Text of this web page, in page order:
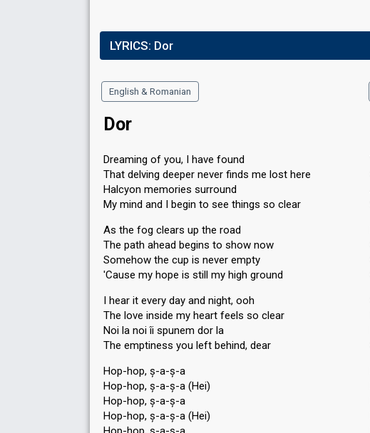
LYRICS: Dor
English & Romanian
Dor
Dreaming of you, I have found
That delving deeper never finds me lost here
Halcyon memories surround
My mind and I begin to see things so clear
As the fog clears up the road
The path ahead begins to show now
Somehow the cup is never empty
'Cause my hope is still my high ground
I hear it every day and night, ooh
The love inside my heart feels so clear
Noi la noi îi spunem dor la
The emptiness you left behind, dear
Hop-hop, ș-a-ș-a
Hop-hop, ș-a-ș-a (Hei)
Hop-hop, ș-a-ș-a
Hop-hop, ș-a-ș-a (Hei)